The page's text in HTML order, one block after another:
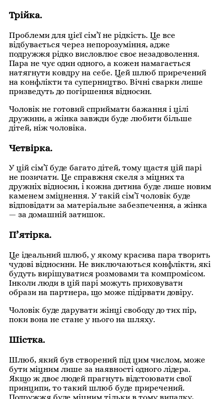
Трійка.
Проблеми для цієї сім’ї не рідкість. Це все
відбувається через непорозуміння, адже
подружжя рідко висловлює своє незадоволення.
Пара не чує один одного, а кожен намагається
натягнути ковдру на себе. Цей шлюб приречений
на конфлікти та суперництво. Вічні сварки лише
призведуть до погіршення відносин.
Чоловік не готовий сприймати бажання і цілі
дружини, а жінка завжди буде любити більше
дітей, ніж чоловіка.
Четвірка.
У цій сім’ї буде багато дітей, тому щастя цій парі
не позичати. Це справжня скеля з міцних та
дружніх відносин, і кожна дитина буде лише новим
каменем зміцнення. У такій сім’ї чоловік буде
відповідати за матеріальне забезпечення, а жінка
— за домашній затишок.
П’ятірка.
Це ідеальний шлюб, у якому красива пара творить
чудові відносини. Не виключаються конфлікти, які
будуть вирішуватися розмовами та компромісом.
Інколи люди в цій парі можуть приховувати
образи на партнера, що може підірвати довіру.
Чоловік буде дарувати жінці свободу до тих пір,
поки вона не стане у нього на шляху.
Шістка.
Шлюб, який був створений під цим числом, може
бути міцним лише за наявності одного лідера.
Якщо ж двоє людей прагнуть відстоювати свої
принципи, то такий шлюб буде приречений.